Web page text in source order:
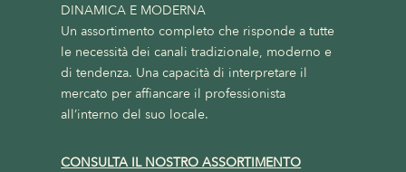
DINAMICA E MODERNA
Un assortimento completo che risponde a tutte
le necessità dei canali tradizionale, moderno e
di tendenza. Una capacità di interpretare il
mercato per affiancare il professionista
all’interno del suo locale.
CONSULTA IL NOSTRO ASSORTIMENTO